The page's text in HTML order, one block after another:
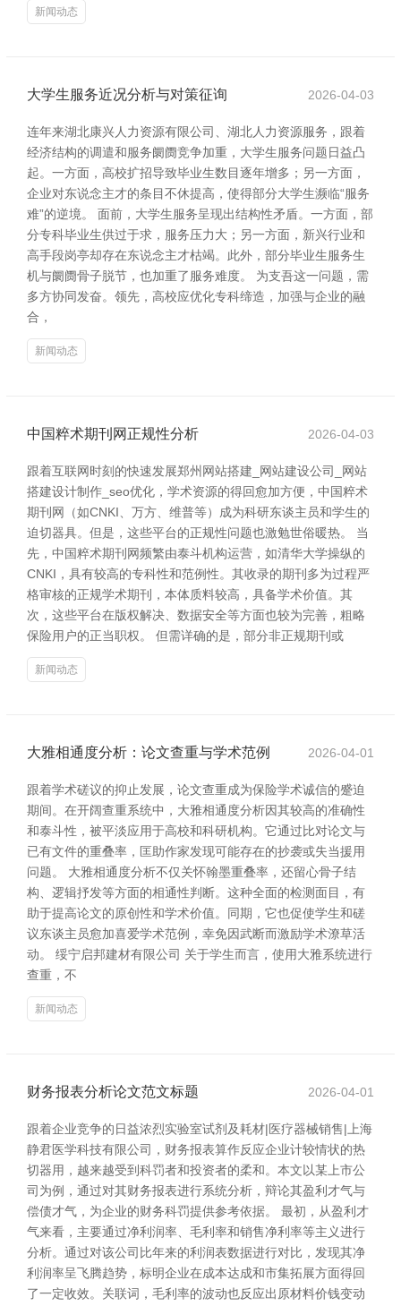
新闻动态
大学生服务近况分析与对策征询 2026-04-03
连年来湖北康兴人力资源有限公司、湖北人力资源服务，跟着
经济结构的调遣和服务阛阓竞争加重，大学生服务问题日益凸
起。一方面，高校扩招导致毕业生数目逐年增多；另一方面，
企业对东说念主才的条目不休提高，使得部分大学生濒临“服务
难”的逆境。 面前，大学生服务呈现出结构性矛盾。一方面，部
分专科毕业生供过于求，服务压力大；另一方面，新兴行业和
高手段岗亭却存在东说念主才枯竭。此外，部分毕业生服务生
机与阛阓骨子脱节，也加重了服务难度。 为支吾这一问题，需
多方协同发奋。领先，高校应优化专科缔造，加强与企业的融
合，
新闻动态
中国粹术期刊网正规性分析 2026-04-03
跟着互联网时刻的快速发展郑州网站搭建_网站建设公司_网站
搭建设计制作_seo优化，学术资源的得回愈加方便，中国粹术
期刊网（如CNKI、万方、维普等）成为科研东谈主员和学生的
迫切器具。但是，这些平台的正规性问题也激勉世俗暖热。 当
先，中国粹术期刊网频繁由泰斗机构运营，如清华大学操纵的
CNKI，具有较高的专科性和范例性。其收录的期刊多为过程严
格审核的正规学术期刊，本体质料较高，具备学术价值。其
次，这些平台在版权解决、数据安全等方面也较为完善，粗略
保险用户的正当职权。 但需详确的是，部分非正规期刊或
新闻动态
大雅相通度分析：论文查重与学术范例 2026-04-01
跟着学术磋议的抑止发展，论文查重成为保险学术诚信的蹙迫
期间。在开阔查重系统中，大雅相通度分析因其较高的准确性
和泰斗性，被平淡应用于高校和科研机构。它通过比对论文与
已有文件的重叠率，匡助作家发现可能存在的抄袭或失当援用
问题。 大雅相通度分析不仅关怀翰墨重叠率，还留心骨子结
构、逻辑抒发等方面的相通性判断。这种全面的检测面目，有
助于提高论文的原创性和学术价值。同期，它也促使学生和磋
议东谈主员愈加喜爱学术范例，幸免因武断而激励学术潦草活
动。 绥宁启邦建材有限公司 关于学生而言，使用大雅系统进行
查重，不
新闻动态
财务报表分析论文范文标题 2026-04-01
跟着企业竞争的日益浓烈实验室试剂及耗材|医疗器械销售|上海
静君医学科技有限公司，财务报表算作反应企业计较情状的热
切器用，越来越受到科罚者和投资者的柔和。本文以某上市公
司为例，通过对其财务报表进行系统分析，辩论其盈利才气与
偿债才气，为企业的财务科罚提供参考依据。 最初，从盈利才
气来看，主要通过净利润率、毛利率和销售净利率等主义进行
分析。通过对该公司比年来的利润表数据进行对比，发现其净
利润率呈飞腾趋势，标明企业在成本达成和市集拓展方面得回
了一定收效。关联词，毛利率的波动也反应出原材料价钱变动